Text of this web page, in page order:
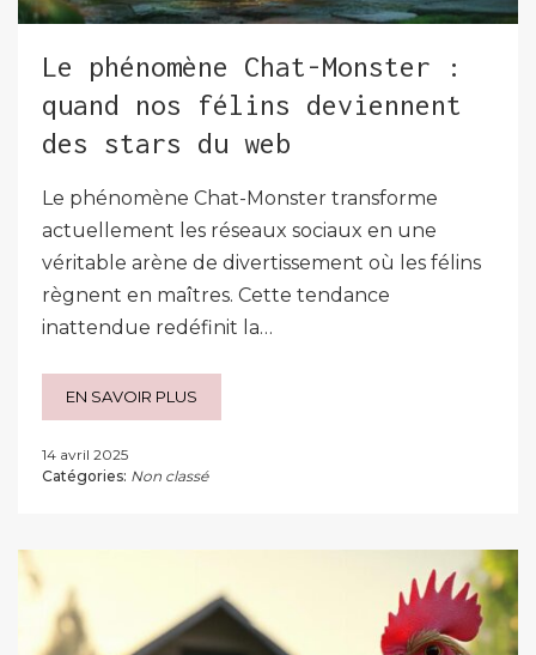
Le phénomène Chat-Monster :
quand nos félins deviennent
des stars du web
Le phénomène Chat-Monster transforme
actuellement les réseaux sociaux en une
véritable arène de divertissement où les félins
règnent en maîtres. Cette tendance
inattendue redéfinit la…
EN SAVOIR PLUS
14 avril 2025
Catégories: Non classé